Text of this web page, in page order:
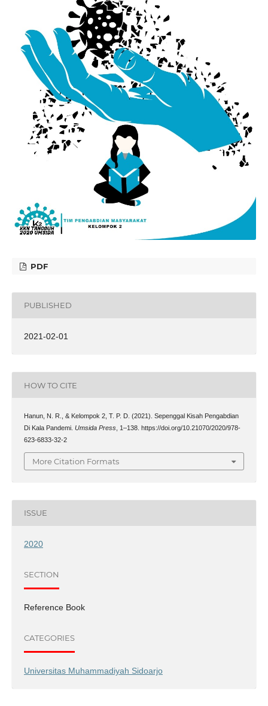
PDF
PUBLISHED
2021-02-01
HOW TO CITE
Hanun, N. R., & Kelompok 2, T. P. D. (2021). Sepenggal Kisah Pengabdian
Di Kala Pandemi. Umsida Press, 1–138. https://doi.org/10.21070/2020/978-
623-6833-32-2
More Citation Formats
ISSUE
2020
SECTION
Reference Book
CATEGORIES
Universitas Muhammadiyah Sidoarjo